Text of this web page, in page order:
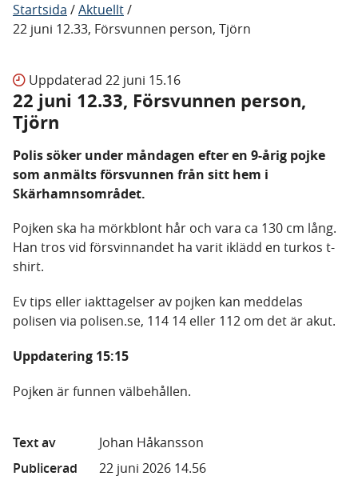
Startsida /Aktuellt/
22 juni 12.33, Försvunnen person, Tjörn
Uppdaterad 22 juni 15.16
22 juni 12.33, Försvunnen person,
Tjörn
Polis söker under måndagen efter en 9-årig pojke
som anmälts försvunnen från sitt hem i
Skärhamnsområdet.
Pojken ska ha mörkblont hår och vara ca 130 cm lång.
Han tros vid försvinnandet ha varit iklädd en turkos t-
shirt.
Ev tips eller iakttagelser av pojken kan meddelas
polisen via polisen.se, 114 14 eller 112 om det är akut.
Uppdatering 15:15
Pojken är funnen välbehållen.
Text av
Johan Håkansson
Publicerad
22 juni 2026 14.56